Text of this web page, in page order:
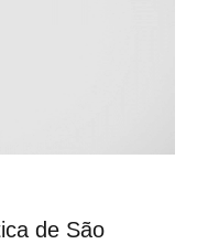
de São